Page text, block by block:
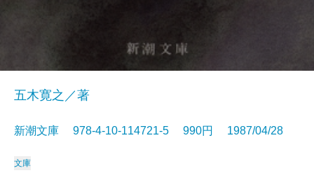
五木寛之／著
新潮文庫 978-4-10-114721-5 990円 1987/04/28
文庫